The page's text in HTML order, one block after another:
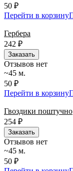
50 ₽
Перейти в корзину
Гербера
242 ₽
Заказать
Отзывов нет
~45 м.
50 ₽
Перейти в корзину
Гвоздики поштучно
254 ₽
Заказать
Отзывов нет
~45 м.
50 ₽